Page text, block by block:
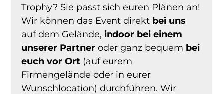
Trophy? Sie passt sich euren Plänen an!
Wir können das Event direkt bei uns
auf dem Gelände, indoor bei einem
unserer Partner oder ganz bequem bei
euch vor Ort (auf eurem
Firmengelände oder in eurer
Wunschlocation) durchführen. Wir